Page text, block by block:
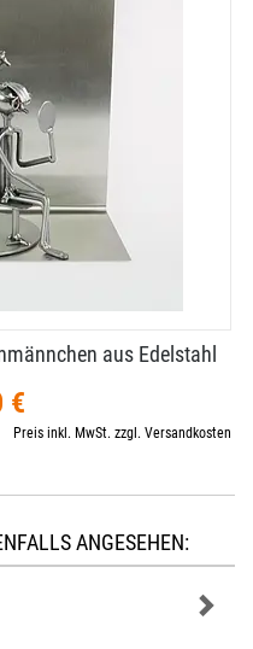
aus Edelstahl
€
Preis inkl. MwSt. zzgl. Versandkosten
ANGESEHEN: